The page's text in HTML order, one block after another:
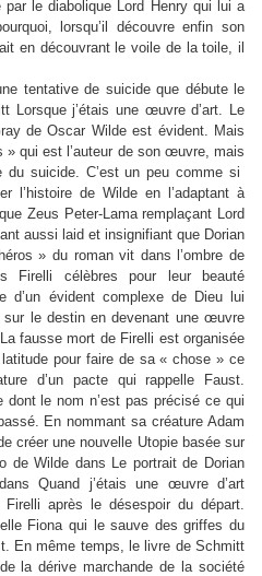
le diabolique Lord Henry qui lui a
lorsqu’il découvre enfin son
en découvrant le voile de la toile, il
tentative de suicide que débute le
Lorsque j’étais une œuvre d’art. Le
de Oscar Wilde est évident. Mais
» qui est l’auteur de son œuvre, mais
suicide. C’est un peu comme si
l’histoire de Wilde en l’adaptant à
Zeus Peter-Lama remplaçant Lord
aussi laid et insignifiant que Dorian
» du roman vit dans l’ombre de
Firelli célèbres pour leur beauté
d’un évident complexe de Dieu lui
sur le destin en devenant une œuvre
fausse mort de Firelli est organisée
pour faire de sa « chose » ce
d’un pacte qui rappelle Faust.
dont le nom n’est pas précisé ce qui
En nommant sa créature Adam
créer une nouvelle Utopie basée sur
de Wilde dans Le portrait de Dorian
Quand j’étais une œuvre d’art
après le désespoir du départ.
Fiona qui le sauve des griffes du
En même temps, le livre de Schmitt
la dérive marchande de la société